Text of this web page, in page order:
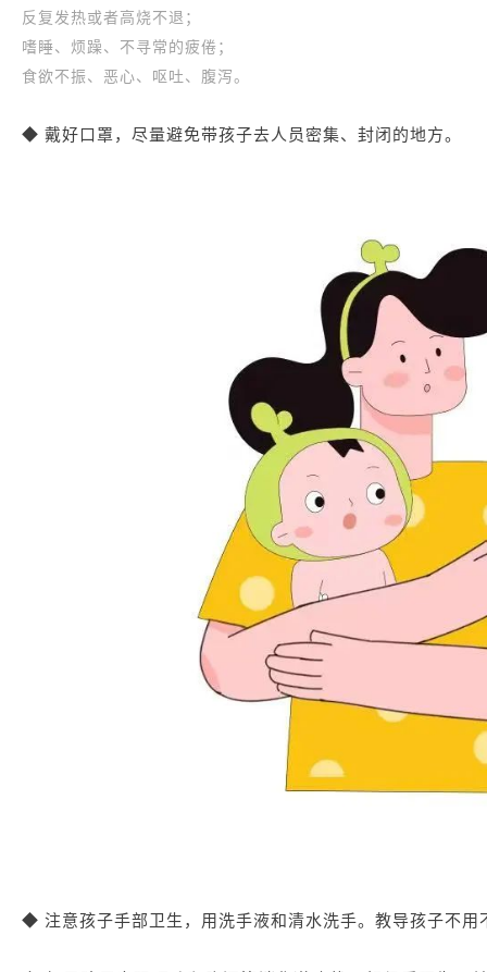
反复发热或者高烧不退；
嗜睡、烦躁、不寻常的疲倦；
食欲不振、恶心、呕吐、腹泻。
◆ 戴好口罩，尽量避免带孩子去人员密集、封闭的地方。
◆ 注意孩子手部卫生，用洗手液和清水洗手。教导孩子不用